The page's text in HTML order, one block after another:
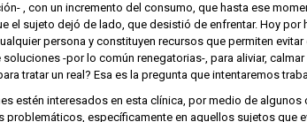
, con un incremento del consumo, que hasta ese
el sujeto dejó de lado, que desistió de enfrentar. Hoy
persona y constituyen recursos que permiten
-por lo común renegatorias-, para aliviar,
tratar un real? Esa es la pregunta que intentaremos
estén interesados en esta clínica, por medio de
específicamente en aquellos sujetos que